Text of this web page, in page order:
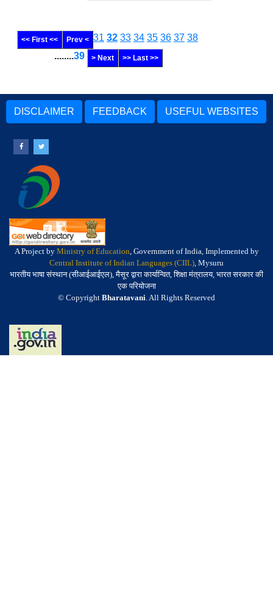
<< First << Prev < 31 32 33 34 35 36 37 38
........39 > Next >> Last >>
DISCLAIMER FEEDBACK USEFUL WEBSITES
A Project by Ministry of Education, Government of India, Implemented by
Central Institute of Indian Languages (CIIL), Mysuru
भारतीय भाषा संस्थान (सीआईआईएल), मैसूर द्वारा कार्यान्वित, शिक्षा मंत्रालय, भारत सरकार की
एक परियोजना
© Copyright Bharatavani. All Rights Reserved